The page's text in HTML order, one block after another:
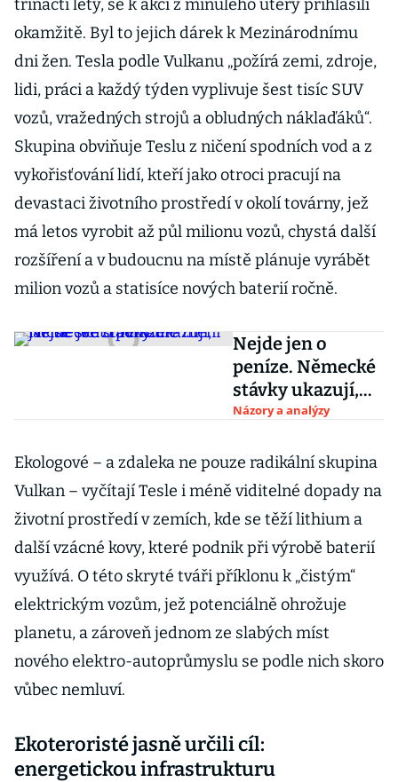
třinácti lety, se k akci z minulého úterý přihlásili
okamžitě. Byl to jejich dárek k Mezinárodnímu
dni žen. Tesla podle Vulkanu „požírá zemi, zdroje,
lidi, práci a každý týden vyplivuje šest tisíc SUV
vozů, vražedných strojů a obludných náklaďáků“.
Skupina obviňuje Teslu z ničení spodních vod a z
vykořisťování lidí, kteří jako otroci pracují na
devastaci životního prostředí v okolí továrny, jež
má letos vyrobit až půl milionu vozů, chystá další
rozšíření a v budoucnu na místě plánuje vyrábět
milion vozů a statisíce nových baterií ročně.
Nejde jen o
peníze. Německé
stávky ukazují,
jak se svět
Názory a analýzy
Ekologové – a zdaleka ne pouze radikální skupina
Vulkan – vyčítají Tesle i méně viditelné dopady na
životní prostředí v zemích, kde se těží lithium a
další vzácné kovy, které podnik při výrobě baterií
využívá. O této skryté tváři příklonu k „čistým“
elektrickým vozům, jež potenciálně ohrožuje
planetu, a zároveň jednom ze slabých míst
nového elektro-autoprůmyslu se podle nich skoro
vůbec nemluví.
Ekoteroristé jasně určili cíl:
energetickou infrastrukturu